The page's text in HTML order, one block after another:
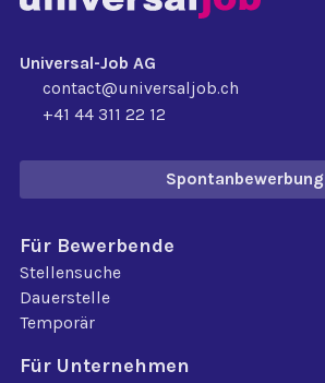
Universal-Job AG
contact@universaljob.ch
+41 44 311 22 12
Spontanbewerbung
Für Bewerbende
Stellensuche
Dauerstelle
Temporär
Für Unternehmen